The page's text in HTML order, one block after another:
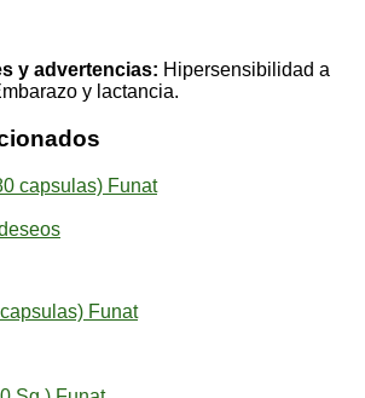
y advertencias: Hipersensibilidad a
y lactancia.
Funat